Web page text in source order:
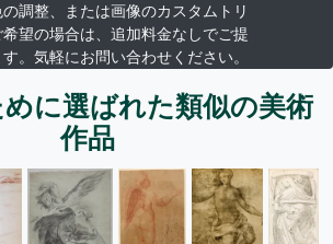
調整、または画像のカスタムトリ
希望の場合は、追加料金なしでご提
。気軽にお問い合わせください。
に選ばれた類似の美術
作品